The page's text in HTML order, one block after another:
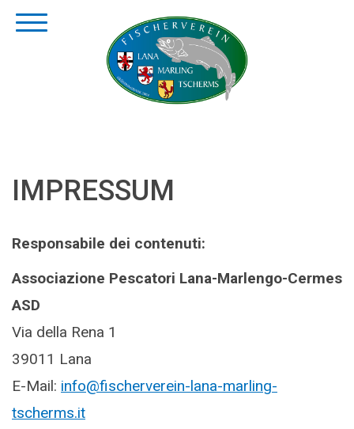
IMPRESSUM
Responsabile dei contenuti:
Associazione Pescatori Lana-Marlengo-Cermes
ASD
Via della Rena 1
39011 Lana
E-Mail: info@fischerverein-lana-marling-
tscherms.it